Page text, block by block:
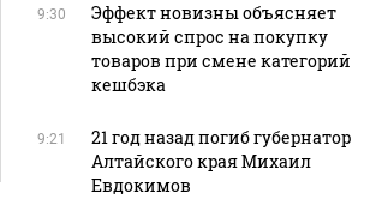
9:30
Эффект новизны объясняет
высокий спрос на покупку
товаров при смене категорий
кешбэка
9:21
21 год назад погиб губернатор
Алтайского края Михаил
Евдокимов